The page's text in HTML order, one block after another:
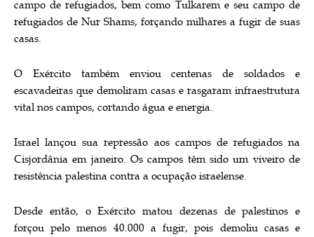
campo de refugiados, bem como Tulkarem e seu campo de
refugiados de Nur Shams, forçando milhares a fugir de suas
casas.
O Exército também enviou centenas de soldados e
escavadeiras que demoliram casas e rasgaram infraestrutura
vital nos campos, cortando água e energia.
Israel lançou sua repressão aos campos de refugiados na
Cisjordânia em janeiro. Os campos têm sido um viveiro de
resistência palestina contra a ocupação israelense.
Desde então, o Exército matou dezenas de palestinos e
forçou pelo menos 40.000 a fugir, pois demoliu casas e